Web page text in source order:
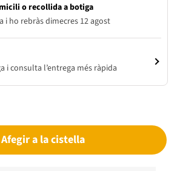
o recollida a botiga
i ho rebràs dimecres 12 agost
i consulta l’entrega més ràpida
Afegir a la cistella